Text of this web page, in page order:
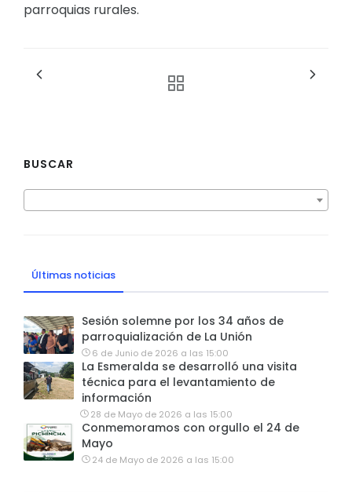
parroquias rurales.
BUSCAR
Últimas noticias
Sesión solemne por los 34 años de
parroquialización de La Unión
6 de Junio de 2026 a las 15:00
La Esmeralda se desarrolló una visita
técnica para el levantamiento de
información
28 de Mayo de 2026 a las 15:00
Conmemoramos con orgullo el 24 de
Mayo
24 de Mayo de 2026 a las 15:00